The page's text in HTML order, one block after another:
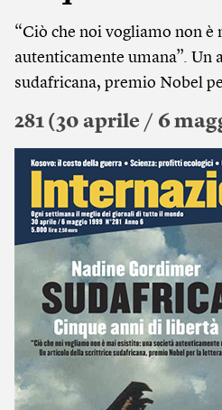
“Ciò che noi vogliamo non è
autenticamente umana”. Un
sudafricana, premio Nobel
281 (30 aprile / 6